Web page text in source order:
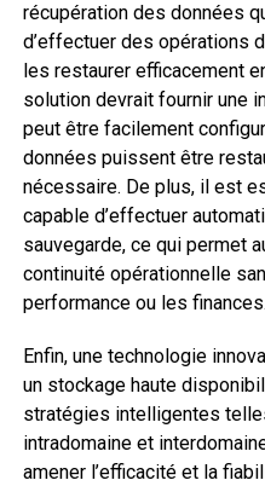
récupération des données
d’effectuer des opérations
les restaurer efficacement
solution devrait fournir une
peut être facilement
données puissent être
nécessaire. De plus, il est
capable d’effectuer
sauvegarde, ce qui permet
continuité opérationnelle
performance ou les finances.
Enfin, une technologie
un stockage haute
stratégies intelligentes
intradomaine et
amener l’efficacité et la